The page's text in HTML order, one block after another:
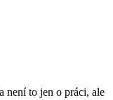
není to jen o práci, ale